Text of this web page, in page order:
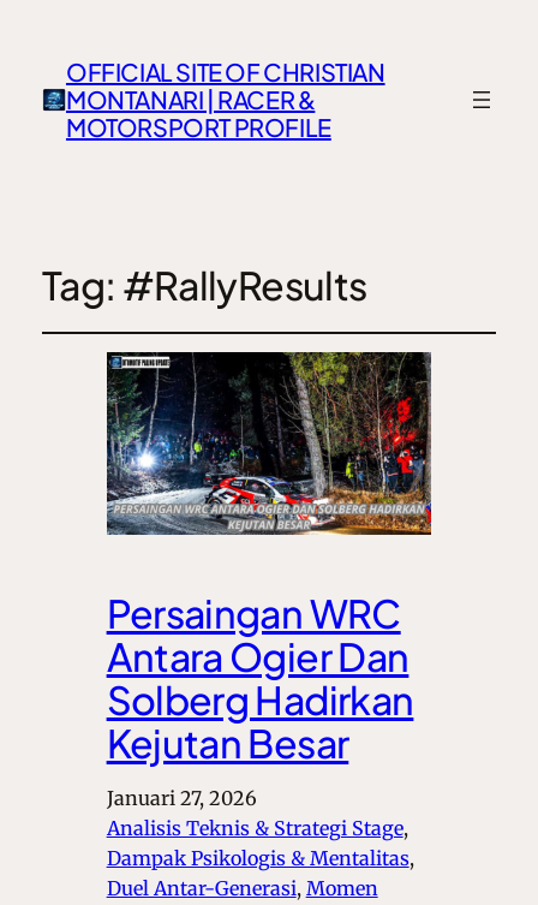
OFFICIAL SITE OF CHRISTIAN
MONTANARI | RACER &
MOTORSPORT PROFILE
Tag: #RallyResults
Persaingan WRC
Antara Ogier Dan
Solberg Hadirkan
Kejutan Besar
Januari 27, 2026
Analisis Teknis & Strategi Stage ,
Dampak Psikologis & Mentalitas ,
Duel Antar-Generasi, Momen